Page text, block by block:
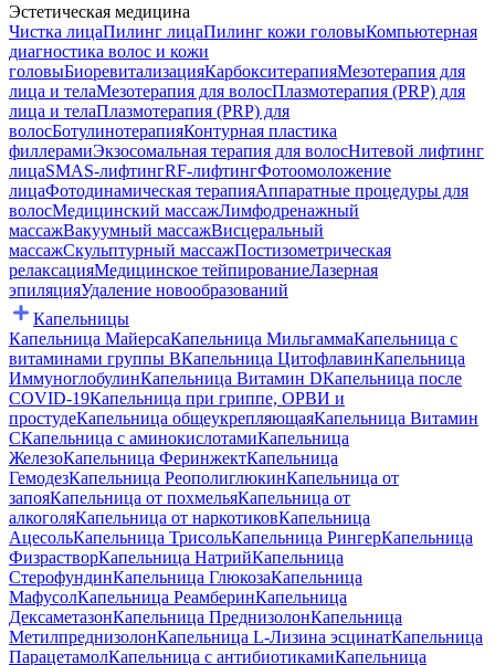
Эстетическая медицина
Чистка лицаПилинг лицаПилинг кожи головыКомпьютерная
диагностика волос и кожи
головыБиоревитализацияКарбокситерапияМезотерапия для
лица и телаМезотерапия для волосПлазмотерапия (PRP) для
лица и телаПлазмотерапия (PRP) для
волосБотулинотерапияКонтурная пластика
филлерамиЭкзосомальная терапия для волосНитевой лифтинг
лицаSMAS-лифтингRF-лифтингФотоомоложение
лицаФотодинамическая терапияАппаратные процедуры для
волосМедицинский массажЛимфодренажный
массажВакуумный массажВисцеральный
массажСкульптурный массажПостизометрическая
релаксацияМедицинское тейпированиеЛазерная
эпиляцияУдаление новообразований
Капельницы
Капельница МайерсаКапельница МильгаммаКапельница с
витаминами группы BКапельница ЦитофлавинКапельница
ИммуноглобулинКапельница Витамин DКапельница после
COVID-19Капельница при гриппе, ОРВИ и
простудеКапельница общеукрепляющаяКапельница Витамин
CКапельница с аминокислотамиКапельница
ЖелезоКапельница ФеринжектКапельница
ГемодезКапельница РеополиглюкинКапельница от
запояКапельница от похмельяКапельница от
алкоголяКапельница от наркотиковКапельница
АцесольКапельница ТрисольКапельница РингерКапельница
ФизрастворКапельница НатрийКапельница
СтерофундинКапельница ГлюкозаКапельница
МафусолКапельница РеамберинКапельница
ДексаметазонКапельница ПреднизолонКапельница
МетилпреднизолонКапельница L-Лизина эсцинатКапельница
ПарацетамолКапельница с антибиотикамиКапельница